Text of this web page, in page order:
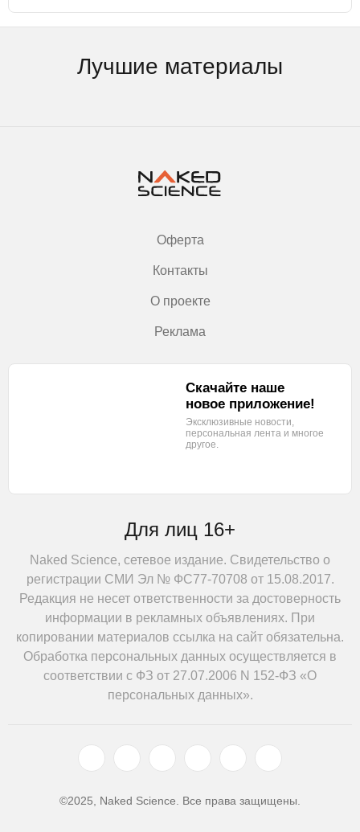
Лучшие материалы
Оферта
Контакты
О проекте
Реклама
Для лиц 16+
Naked Science, сетевое издание. Свидетельство о
регистрации СМИ Эл № ФС77-70708 от 15.08.2017.
Редакция не несет ответственности за достоверность
информации в рекламных объявлениях. При
копировании материалов ссылка на сайт обязательна.
Обработка персональных данных осуществляется в
соответствии с ФЗ от 27.07.2006 N 152-ФЗ «О
персональных данных».
Скачайте наше
новое приложение!
Эксклюзивные новости,
персональная лента и многое
другое.
©2025, Naked Science. Все права защищены.